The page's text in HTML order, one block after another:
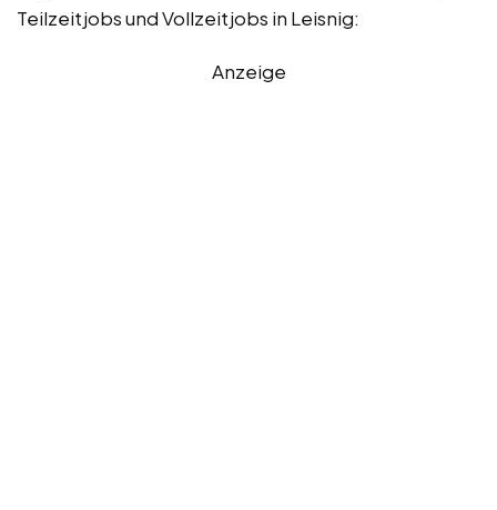
Teilzeitjobs und Vollzeitjobs in Leisnig:
Anzeige